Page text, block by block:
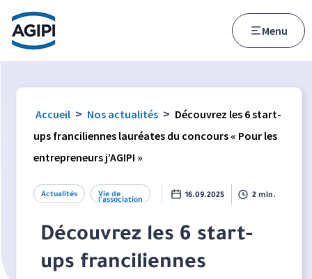
Accès au menu
Accès au contenu principal
Menu
Accueil > Nos actualités > Découvrez les 6 start-
ups franciliennes lauréates du concours « Pour les
entrepreneurs j’AGIPI »
Actualités Vie de
l'association
16.09.2025 2 min.
Découvrez les 6 start-
ups franciliennes